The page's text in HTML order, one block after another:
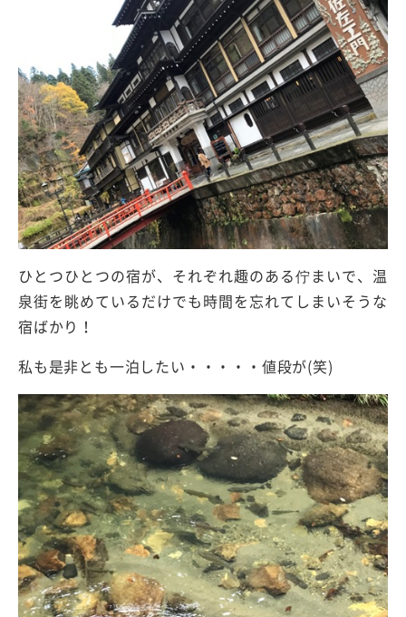
ひとつひとつの宿が、それぞれ趣のある佇まいで、温
泉街を眺めているだけでも時間を忘れてしまいそうな
宿ばかり！
私も是非とも一泊したい・・・・・値段が(笑)